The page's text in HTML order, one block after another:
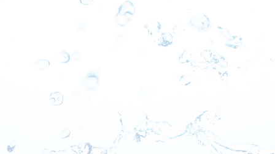
[!% if (image.url!="") { %]
[!% } %]
[%title%]
[%lead%]
[%new:new%] [%article_date_notime_dot%]